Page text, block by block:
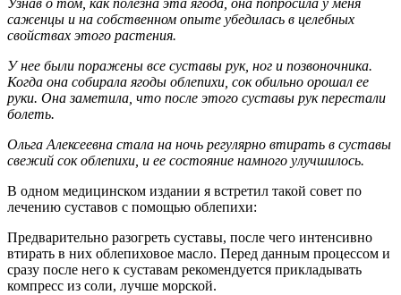
Узнав о том, как полезна эта ягода, она попросила у меня
саженцы и на собственном опыте убедилась в целебных
свойствах этого растения.
У нее были поражены все суставы рук, ног и позвоночника.
Когда она собирала ягоды облепихи, сок обильно орошал ее
руки. Она заметила, что после этого суставы рук перестали
болеть.
Ольга Алексеевна стала на ночь регулярно втирать в суставы
свежий сок облепихи, и ее состояние намного улучшилось.
В одном медицинском издании я встретил такой совет по
лечению суставов с помощью облепихи:
Предварительно разогреть суставы, после чего интенсивно
втирать в них облепиховое масло. Перед данным процессом и
сразу после него к суставам рекомендуется прикладывать
компресс из соли, лучше морской.